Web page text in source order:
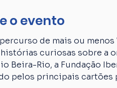
o evento
de mais ou
curiosas sobre a
Beira-Rio, a Fundação
pelos principais cartões